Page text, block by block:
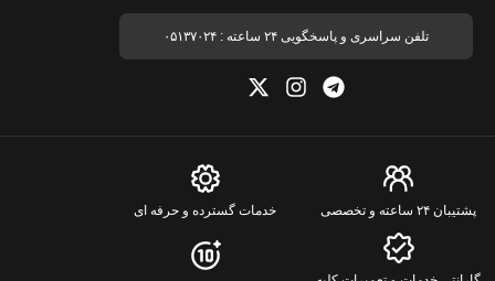
تلفن سراسری و پاسخگویی ۲۴ ساعته : ۰۵۱۳۷۰۲۴
پشتیبان ۲۴ ساعته و تخصصی خدمات گسترده و حرفه ای